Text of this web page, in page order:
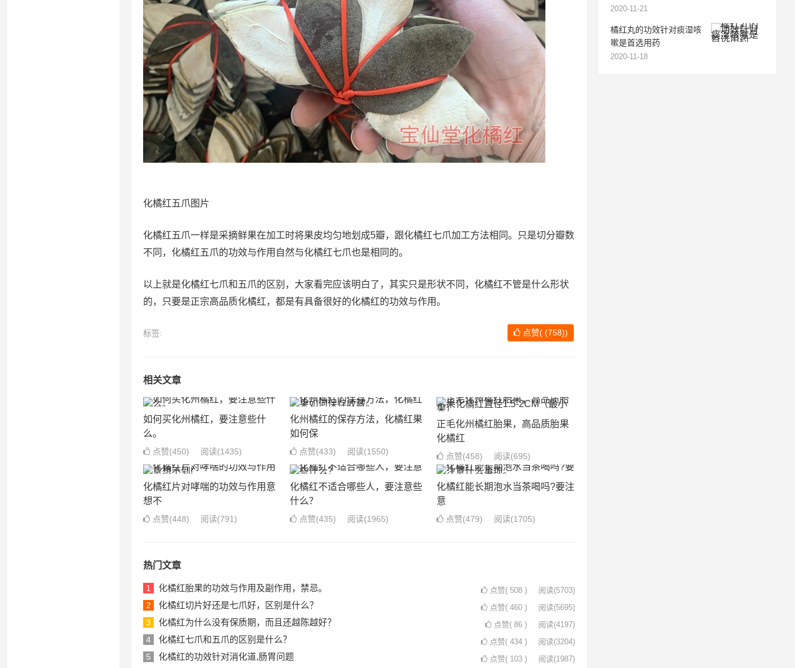
化橘红五爪图片
化橘红五爪一样是采摘鲜果在加工时将果皮均匀地划成5瓣，跟化橘红七爪加工方法相同。只是切分瓣数
不同，化橘红五爪的功效与作用自然与化橘红七爪也是相同的。
以上就是化橘红七爪和五爪的区别，大家看完应该明白了，其实只是形状不同，化橘红不管是什么形状
的，只要是正宗高品质化橘红，都是有具备很好的化橘红的功效与作用。
文
航
标签: 点赞( (758))
相关文章
如何买化州橘红，要注意些什
么。
点赞(450) 阅读(1435)
化州橘红的保存方法，化橘红果
如何保
点赞(433) 阅读(1550)
正毛化州橘红胎果，高品质胎果
化橘红
点赞(458) 阅读(695)
化橘红片对哮喘的功效与作用意
想不
点赞(448) 阅读(791)
化橘红不适合哪些人，要注意些
什么？
点赞(435) 阅读(1965)
化橘红能长期泡水当茶喝吗?要注
意
点赞(479) 阅读(1705)
热门文章
1 化橘红胎果的功效与作用及副作用，禁忌。 点赞( 508 ) 阅读(5703)
2 化橘红切片好还是七爪好，区别是什么？ 点赞( 460 ) 阅读(5695)
3 化橘红为什么没有保质期，而且还越陈越好？ 点赞( 86 ) 阅读(4197)
4 化橘红七爪和五爪的区别是什么？ 点赞( 434 ) 阅读(3204)
5 化橘红的功效针对消化道,肠胃问题 点赞( 103 ) 阅读(1987)
2020-11-21
橘红丸的功效针对痰湿咳
嗽是首选用药
2020-11-18